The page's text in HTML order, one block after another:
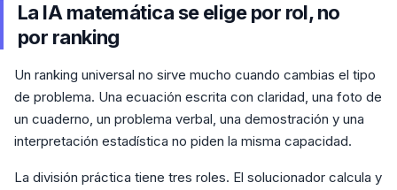
La IA matemática se elige por rol, no
por ranking
Un ranking universal no sirve mucho cuando cambias el tipo
de problema. Una ecuación escrita con claridad, una foto de
un cuaderno, un problema verbal, una demostración y una
interpretación estadística no piden la misma capacidad.
La división práctica tiene tres roles. El solucionador calcula y